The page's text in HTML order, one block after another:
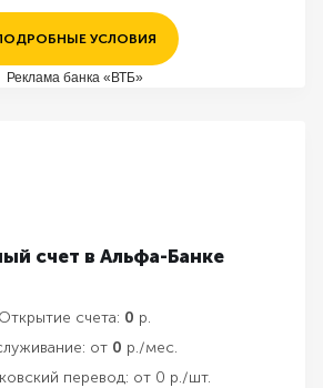
УСЛОВИЯ
Реклама банка «ВТБ»
счет в Альфа-Банке
Открытие счета: 0 р.
от 0 р./мес.
перевод: от 0 р./шт.